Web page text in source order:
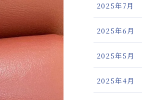
2025年7月
2025年6月
2025年5月
2025年4月